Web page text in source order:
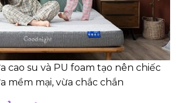
cao su và PU foam tạo nên chiếc
mềm mại, vừa chắc chắn